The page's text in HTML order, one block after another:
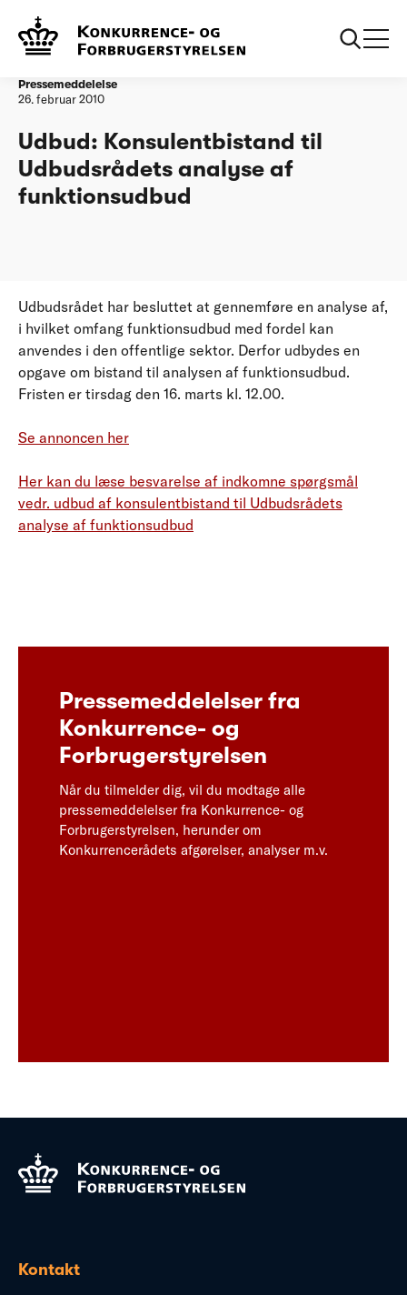
Forside
funktionsudbud
Pressemeddelelse
26. februar 2010
Udbud: Konsulentbistand til
Udbudsrådets analyse af
funktionsudbud
Udbudsrådet har besluttet at gennemføre en analyse af,
i hvilket omfang funktionsudbud med fordel kan
anvendes i den offentlige sektor. Derfor udbydes en
opgave om bistand til analysen af funktionsudbud.
Fristen er tirsdag den 16. marts kl. 12.00.
Se annoncen her
Her kan du læse besvarelse af indkomne spørgsmål
vedr. udbud af konsulentbistand til Udbudsrådets
analyse af funktionsudbud
Pressemeddelelser fra
Konkurrence- og
Forbrugerstyrelsen
Når du tilmelder dig, vil du modtage alle
pressemeddelelser fra Konkurrence- og
Forbrugerstyrelsen, herunder om
Konkurrencerådets afgørelser, analyser m.v.
Kontakt